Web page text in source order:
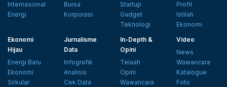
Internasional
Energi
Bursa
Korporasi
Startup
Gadget
Teknologi
Profil
Istilah
Ekonomi
Ekonomi
Hijau
Energi Baru
Ekonomi
Sirkular
Jurnalisme
Data
Infografik
Analisis
Cek Data
In-Depth &
Opini
Telaah
Opini
Wawancara
Video
News
Wawancara
Katalogue
Foto